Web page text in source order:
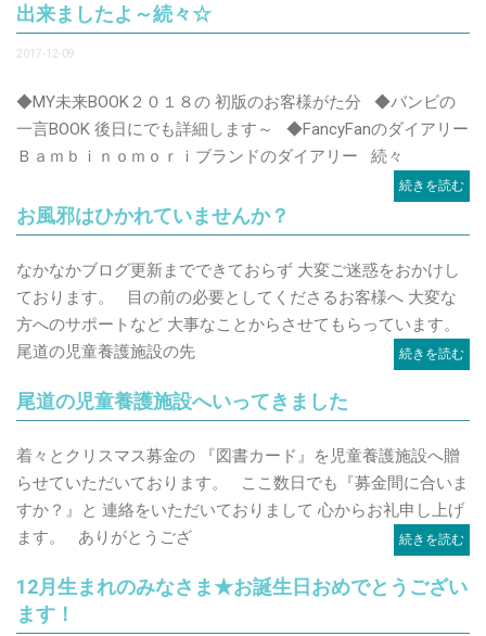
出来ましたよ～続々☆
2017-12-09
◆MY未来BOOK２０１８の 初版のお客様がた分 ◆バンビの
一言BOOK 後日にでも詳細します～ ◆FancyFanのダイアリー
Ｂａｍｂｉｎｏｍｏｒｉブランドのダイアリー 続々
続きを読む
お風邪はひかれていませんか？
なかなかブログ更新までできておらず 大変ご迷惑をおかけし
ております。 目の前の必要としてくださるお客様へ 大変な
方へのサポートなど 大事なことからさせてもらっています。
尾道の児童養護施設の先
続きを読む
尾道の児童養護施設へいってきました
着々とクリスマス募金の 『図書カード』を児童養護施設へ贈
らせていただいております。 ここ数日でも『募金間に合いま
すか？』と 連絡をいただいておりまして 心からお礼申し上げ
ます。 ありがとうござ
続きを読む
12月生まれのみなさま★お誕生日おめでとうござい
ます！